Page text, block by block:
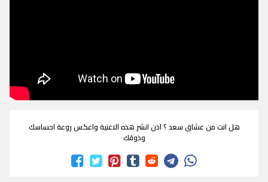
هل انت من عشاق سعد ؟ اذن انشر هذه الاغنية واعكس روعة احساسك
وذوقك